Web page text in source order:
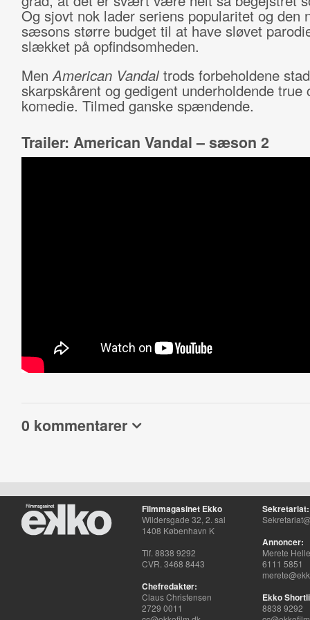
Og sjovt nok lader seriens popularitet og den
sæsons større budget til at have sløvet
slækket på opfindsomheden.
MenAmerican Vandaltrods forbeholdene
skarpskårent og gedigent underholdende true
komedie. Tilmed ganske spændende.
Trailer: American Vandal – sæson 2
0 kommentarer
Filmmagasinet Ekko
Wildersgade 32, 2. sal
1408 København K
Tlf. 8838 9292
CVR. 3468 8443
Chefredaktør:
Claus Christensen
2729 0011
Sekretariat:
Annoncer:
Merete
6111 5851
Ekko
8838 9292